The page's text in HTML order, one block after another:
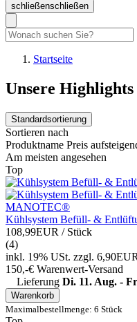
schließenschließen
Startseite
Unsere Highlights
Standardsortierung
Sortieren nach
Produktname Preis
Am meisten angesehen
Top
MANOTEC®
Kühlsystem Befüll- &
108,99EUR / Stück
(4)
inkl. 19% USt. zzgl.
150,-€ Warenwert-Versand
Lieferung Di. 11. Aug. -
Warenkorb
Maximalbestellmenge: 6 Stück